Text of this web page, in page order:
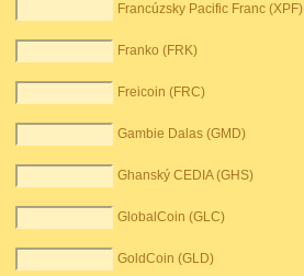
Francúzsky Pacific Franc (XPF)
Franko (FRK)
Freicoin (FRC)
Gambie Dalas (GMD)
Ghanský CEDIA (GHS)
GlobalCoin (GLC)
GoldCoin (GLD)